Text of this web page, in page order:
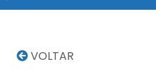
VOLTAR